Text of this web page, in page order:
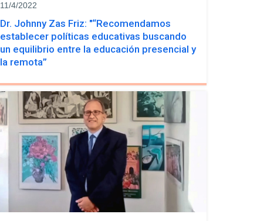
11/4/2022
Dr. Johnny Zas Friz: "“Recomendamos
establecer políticas educativas buscando
un equilibrio entre la educación presencial y
la remota”